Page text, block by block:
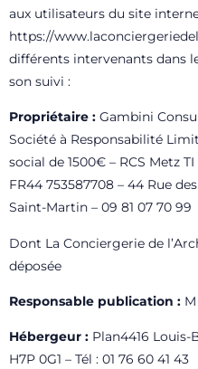
aux utilisateurs du site
https://
différents intervenants dans
son suivi :
Propriétaire : Gambini
Société à Responsabilité
social de 1500€ – RCS Metz
FR44 753587708 – 44 Rue
Saint-Martin – 09 81 07 70 99
Dont La Conciergerie de
déposée
Responsable publication :
Hébergeur : Plan4416 Louis-
H7P 0G1 – Tél : 01 76 60 41 43